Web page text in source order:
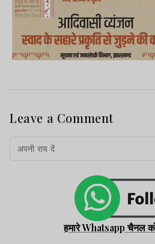
Leave a Comment
हमारे Whatsapp चैनल